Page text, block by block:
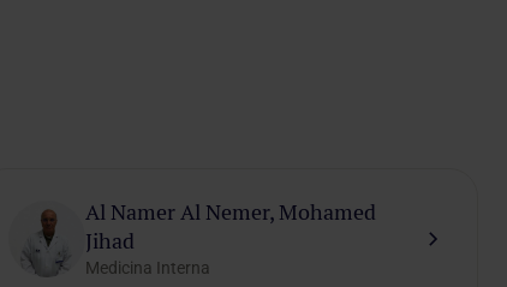
Al Namer Al Nemer, Mohamed
Jihad
Medicina Interna